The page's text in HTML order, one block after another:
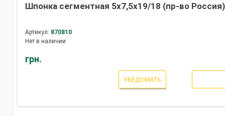
Шпонка сегментная 5х7,5х19/18 (пр-во Россия)
Артикул: 870810
Нет в наличии
грн.
УВЕДОМИТЬ